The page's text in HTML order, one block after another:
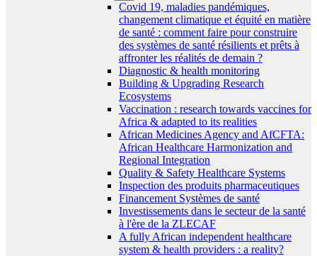
Covid 19, maladies pandémiques,
changement climatique et équité en matière
de santé : comment faire pour construire
des systèmes de santé résilients et prêts à
affronter les réalités de demain ?
Diagnostic & health monitoring
Building & Upgrading Research
Ecosystems
Vaccination : research towards vaccines for
Africa & adapted to its realities
African Medicines Agency and AfCFTA:
African Healthcare Harmonization and
Regional Integration
Quality & Safety Healthcare Systems
Inspection des produits pharmaceutiques
Financement Systèmes de santé
Investissements dans le secteur de la santé
à l'ère de la ZLECAF
A fully African independent healthcare
system & health providers : a reality?